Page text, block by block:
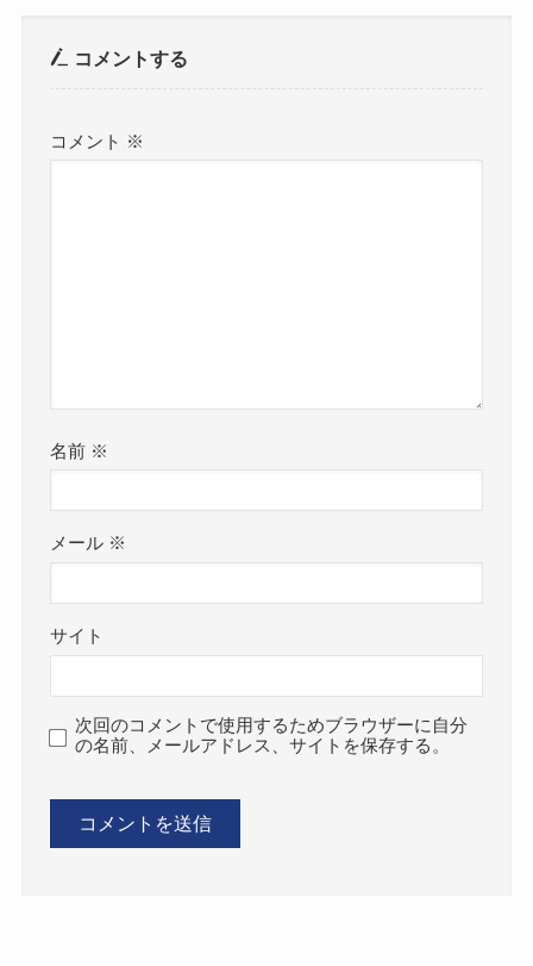
コメントする
コメント ※
名前 ※
メール ※
サイト
次回のコメントで使用するためブラウザーに自分
の名前、メールアドレス、サイトを保存する。